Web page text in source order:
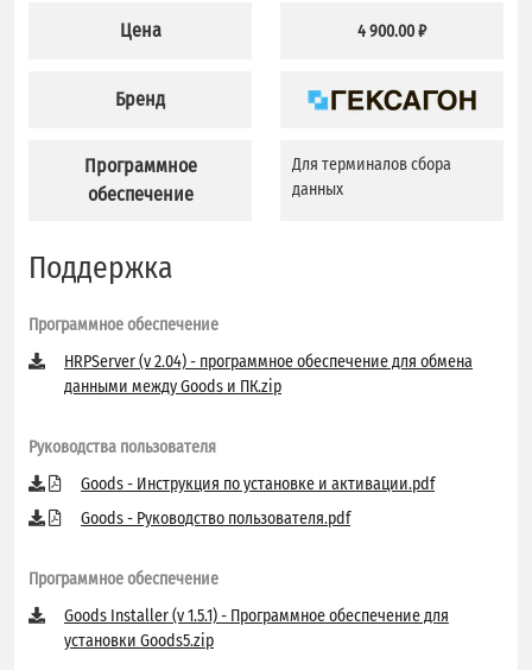
Цена
Бренд
Программное
обеспечение
4 900.00 ₽
Для терминалов сбора
данных
Поддержка
Программное обеспечение
HRPServer (v 2.04) - программное обеспечение для обмена
данными между Goods и ПК.zip
Руководства пользователя
Goods - Инструкция по установке и активации.pdf
Goods - Руководство пользователя.pdf
Программное обеспечение
Goods Installer (v 1.5.1) - Программное обеспечение для
установки Goods5.zip